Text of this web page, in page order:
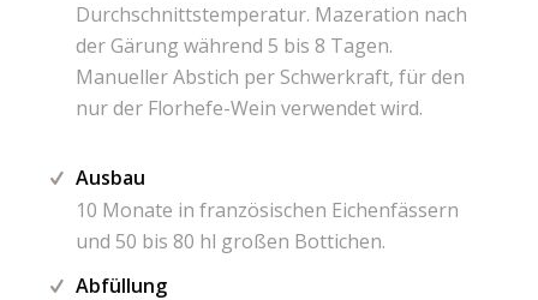
Durchschnittstemperatur. Mazeration nach
der Gärung während 5 bis 8 Tagen.
Manueller Abstich per Schwerkraft, für den
nur der Florhefe-Wein verwendet wird.
Ausbau
10 Monate in französischen Eichenfässern
und 50 bis 80 hl großen Bottichen.
Abfüllung